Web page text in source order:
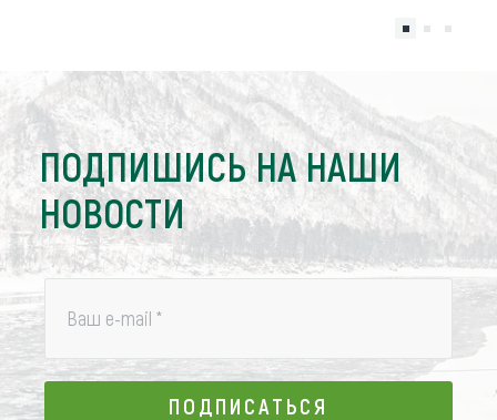
ПОДПИШИСЬ НА НАШИ
НОВОСТИ
Ваш e-mail *
ПОДПИСАТЬСЯ